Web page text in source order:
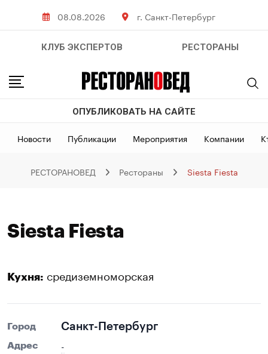
08.08.2026 г. Санкт-Петербург
КЛУБ ЭКСПЕРТОВ РЕСТОРАНЫ
ОПУБЛИКОВАТЬ НА САЙТЕ
Новости Публикации Мероприятия Компании
РЕСТОРАНОВЕД Рестораны Siesta Fiesta
Siesta Fiesta
Кухня: средиземноморская
Город Санкт-Петербург
Адрес -